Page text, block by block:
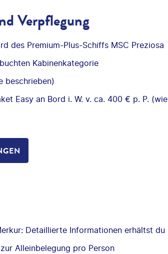
Verpflegung
des Premium-Plus-Schiffs MSC Preziosa
Kabinenkategorie
beschrieben)
Easy an Bord i. W. v. ca. 400 € p. P. (wie
Detaillierte Informationen erhältst du
Alleinbelegung pro Person